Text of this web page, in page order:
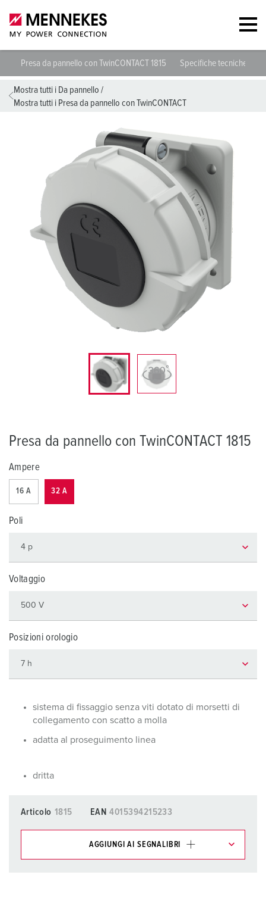
Presa da pannello con TwinCONTACT 1815 Specifiche tecniche
Mostra tutti i Da pannello /
Mostra tutti i Presa da pannello con TwinCONTACT
Presa da pannello con TwinCONTACT 1815
Ampere
16 A 32 A
Poli
Voltaggio
Posizioni orologio
sistema di fissaggio senza viti dotato di morsetti di
collegamento con scatto a molla
adatta al proseguimento linea
dritta
Articolo 1815 EAN 4015394215233
AGGIUNGI AI SEGNALIBRI